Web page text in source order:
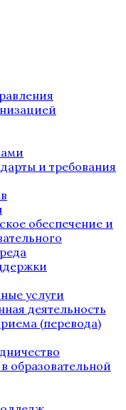
и требования
обеспечение и
услуги
деятельность
(перевода)
образовательной